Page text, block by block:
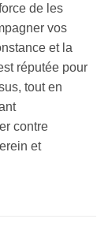
de les
vos
et la
réputée pour
tout en
contre
et